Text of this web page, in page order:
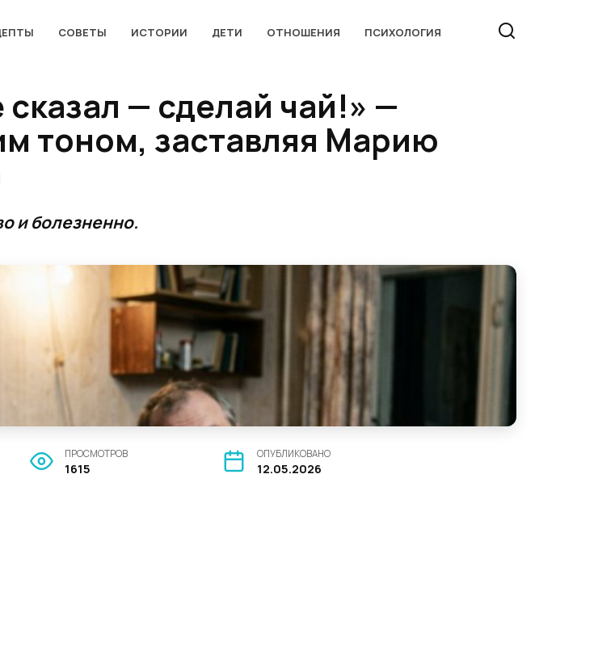
СОВЕТЫ ИСТОРИИ ДЕТИ ОТНОШЕНИЯ ПСИХОЛОГИЯ
— сделай чай!» —
тоном, заставляя Марию
и болезненно.
ПРОСМОТРОВ
1615
ОПУБЛИКОВАНО
12.05.2026